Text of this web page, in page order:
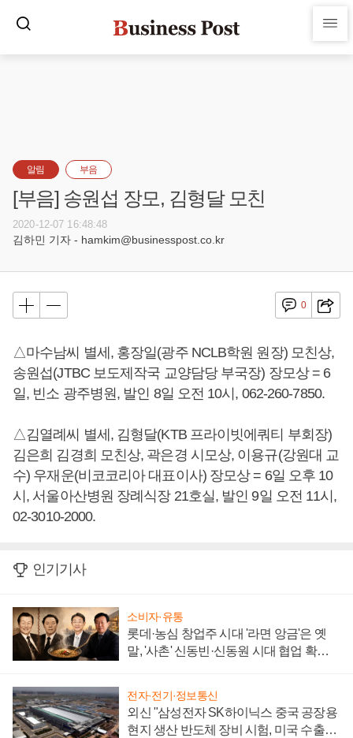
알림 부음
[부음] 송원섭 장모, 김형달 모친
2020-12-07 16:48:48
김하민 기자 - hamkim@businesspost.co.kr
0
△마수남씨 별세, 홍장일(광주 NCLB학원 원장) 모친상,
송원섭(JTBC 보도제작국 교양담당 부국장) 장모상 = 6
일, 빈소 광주병원, 발인 8일 오전 10시, 062-260-7850.
△김열례씨 별세, 김형달(KTB 프라이빗에쿼티 부회장)
김은희 김경희 모친상, 곽은경 시모상, 이용규(강원대 교
수) 우재운(비코코리아 대표이사) 장모상 = 6일 오후 10
시, 서울아산병원 장례식장 21호실, 발인 9일 오전 11시,
02-3010-2000.
인기기사
소비자·유통
롯데·농심 창업주 시대 '라면 앙금'은 옛
말, '사촌' 신동빈·신동원 시대 협업 확대
전자·전기·정보통신
외신 "삼성전자 SK하이닉스 중국 공장용
현지 생산 반도체 장비 시험, 미국 수출통